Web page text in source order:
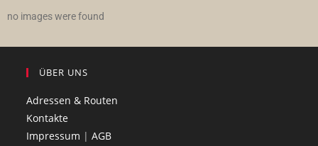
no images were found
ÜBER UNS
Adressen & Routen
Kontakte
Impressum |AGB